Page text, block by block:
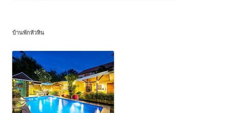
บ้านพักหัวหิน